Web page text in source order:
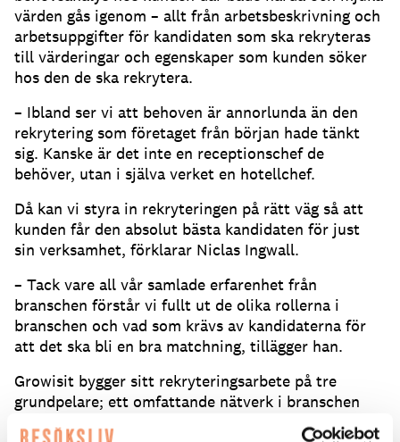
värden gås igenom – allt från arbetsbeskrivning och
arbetsuppgifter för kandidaten som ska rekryteras
till värderingar och egenskaper som kunden söker
hos den de ska rekrytera.
– Ibland ser vi att behoven är annorlunda än den
rekrytering som företaget från början hade tänkt
sig. Kanske är det inte en receptionschef de
behöver, utan i själva verket en hotellchef.
Då kan vi styra in rekryteringen på rätt väg så att
kunden får den absolut bästa kandidaten för just
sin verksamhet, förklarar Niclas Ingwall.
– Tack vare all vår samlade erfarenhet från
branschen förstår vi fullt ut de olika rollerna i
branschen och vad som krävs av kandidaterna för
att det ska bli en bra matchning, tillägger han.
Growisit bygger sitt rekryteringsarbete på tre
grundpelare; ett omfattande nätverk i branschen
och på Linkedin, en egen kandidatbank samt en